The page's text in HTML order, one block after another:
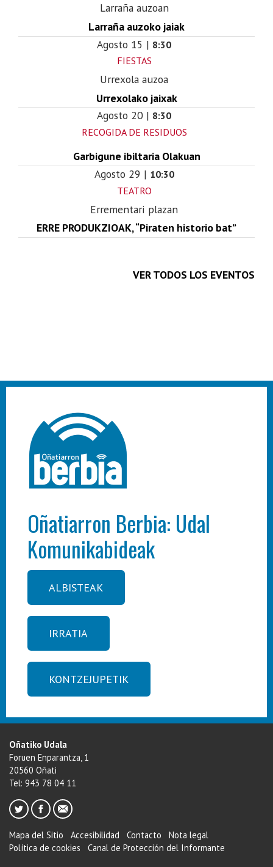
Larraña auzoan
Larraña auzoko jaiak
Agosto 15 | 8:30
FIESTAS
Urrexola auzoa
Urrexolako jaixak
Agosto 20 | 8:30
RECOGIDA DE RESIDUOS
Garbigune ibiltaria Olakuan
Agosto 29 | 10:30
TEATRO
Errementari plazan
ERRE PRODUKZIOAK, “Piraten historio bat”
VER TODOS LOS EVENTOS
Oñatiarron Berbia: Udal
Komunikabideak
ALBISTEAK
IRRATIA
KONTZEJUPETIK
Oñatiko Udala
Foruen Enparantza, 1
20560 Oñati
Tel: 943 78 04 11
Mapa del Sitio Accesibilidad Contacto
Nota legal
Política de cookies
Canal de Protección del Informante